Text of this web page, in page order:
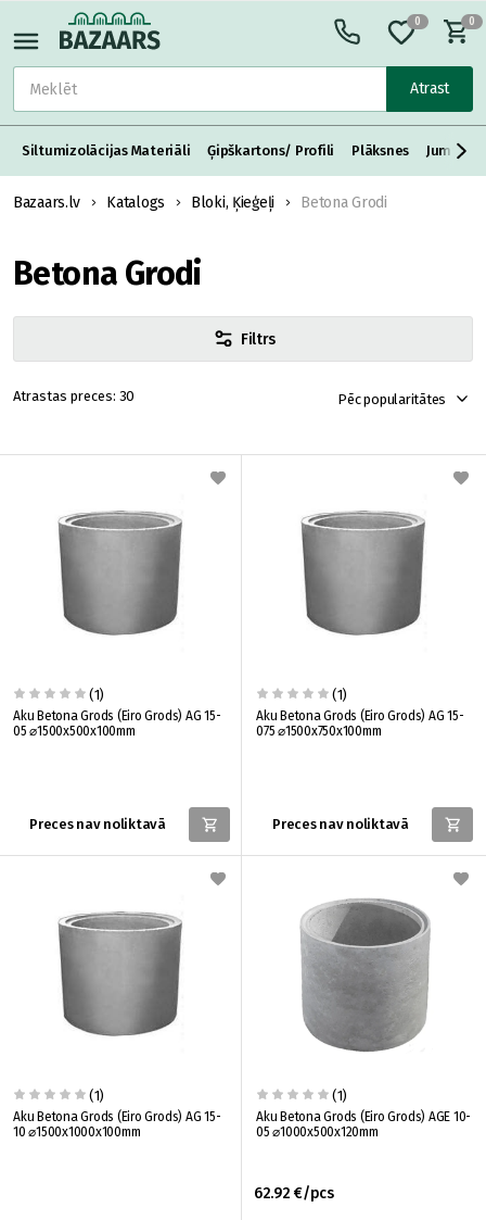
Atrast
0 0
Siltumizolācijas Materiāli Ģipškartons/ Profili Plāksnes Jumta
Bazaars.lv Katalogs Bloki, Ķieģeļi Betona Grodi
Betona Grodi
Filtrs
30 Pēc popularitātes
(1)
Aku Betona Grods (Eiro Grods) AG 15-
05 ⌀1500x500x100mm
Preces nav noliktavā
(1)
Aku Betona Grods (Eiro Grods) AG 15-
075 ⌀1500x750x100mm
Preces nav noliktavā
(1)
Aku Betona Grods (Eiro Grods) AG 15-
10 ⌀1500x1000x100mm
(1)
Aku Betona Grods (Eiro Grods) AGE 10-
05 ⌀1000x500x120mm
62.92 €/pcs